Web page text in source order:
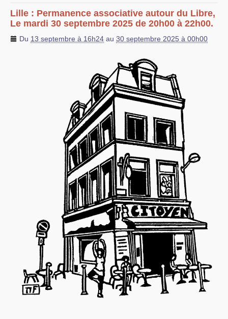
Lille : Permanence associative autour du Libre,
Le mardi 30 septembre 2025 de 20h00 à 22h00.
Du 13 septembre à 16h24 au 30 septembre 2025 à 00h00